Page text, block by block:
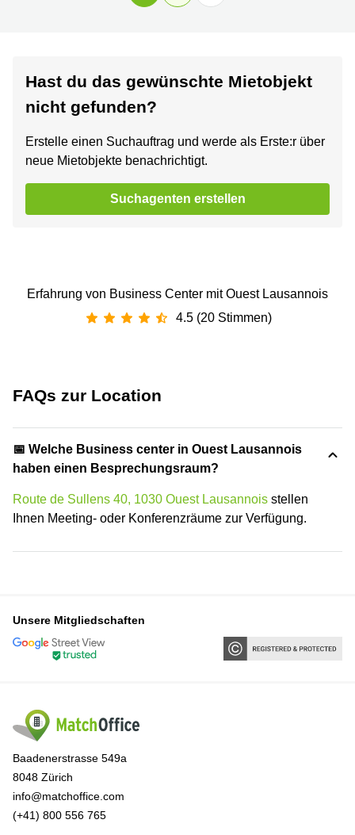
Hast du das gewünschte Mietobjekt
nicht gefunden?
Erstelle einen Suchauftrag und werde als Erste:r über
neue Mietobjekte benachrichtigt.
Suchagenten erstellen
Erfahrung von Business Center mit Ouest Lausannois
4.5 (20 Stimmen)
FAQs zur Location
📅 Welche Business center in Ouest Lausannois
haben einen Besprechungsraum?
Route de Sullens 40, 1030 Ouest Lausannois stellen
Ihnen Meeting- oder Konferenzräume zur Verfügung.
Unsere Mitgliedschaften
Baadenerstrasse 549a
8048 Zürich
info@matchoffice.com
(+41) 800 556 765